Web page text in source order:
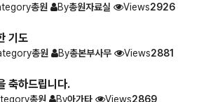
총원 By총원자료실 Views2926
기도
총원 By총본부사무 Views2881
축하드립니다.
총원 By아가타 Views2869